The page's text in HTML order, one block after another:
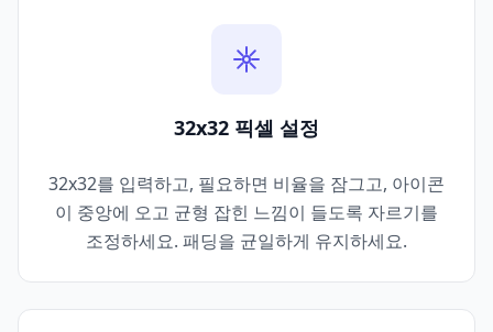
32x32 픽셀 설정
32x32를 입력하고, 필요하면 비율을 잠그고, 아이콘
이 중앙에 오고 균형 잡힌 느낌이 들도록 자르기를
조정하세요. 패딩을 균일하게 유지하세요.